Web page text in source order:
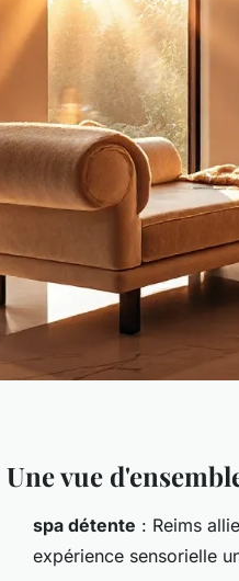
Une vue
spa détente : Reims
expérience sensorielle